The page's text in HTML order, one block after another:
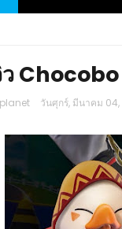
วันศุกร์, มีนาคม